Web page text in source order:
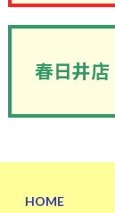
春日井店
HOME